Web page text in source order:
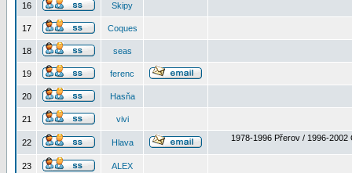
16 Skipy
17 Coques
18 seas
19 ferenc
20 Hasňa
21 vivi
22 Hlava 1978-1996 Přerov / 1996-2002
23 ALEX